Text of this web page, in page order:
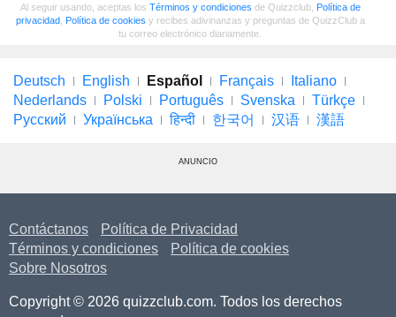
Al seguir usando, aceptas los Términos y condiciones de Quizzclub,
Política de
privacidad
Política de cookies y recibes adivinanzas y preguntas de QuizzClub a
tu correo electrónico diariamente.
Deutsch English Español Français
Italiano
Nederlands
Polski Português Svenska
Türkçe
Русский
Українська हिन्दी 한국어 汉语 漢語
ANUNCIO
Contáctanos
Política de Privacidad
Términos y condiciones
Política de cookies
Sobre Nosotros
Copyright © 2026 quizzclub.com. Todos los derechos